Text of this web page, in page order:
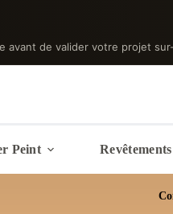
avant de valider votre projet
Peint